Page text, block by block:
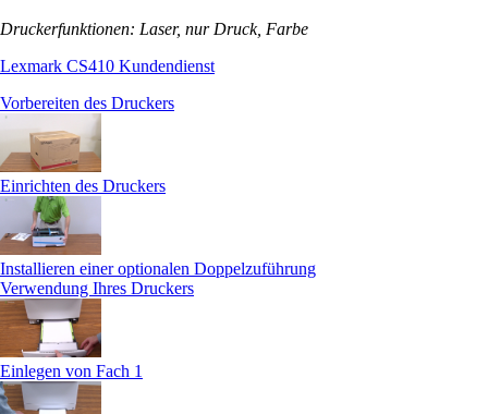
Druckerfunktionen: Laser, nur Druck, Farbe
Lexmark CS410 Kundendienst
Vorbereiten des Druckers
Einrichten des Druckers
Installieren einer optionalen Doppelzuführung
Verwendung Ihres Druckers
Einlegen von Fach 1